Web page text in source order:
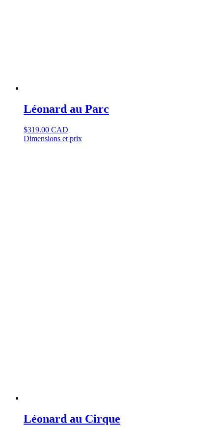
Léonard au Parc
$319.00 CAD
Dimensions et prix
Léonard au Cirque